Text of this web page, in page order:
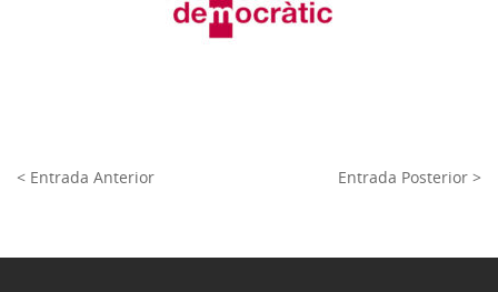
< Entrada Anterior Entrada Posterior >